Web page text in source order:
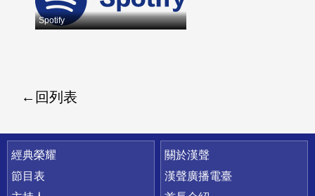
Spotify
回列表
快速連結
經典榮耀
節目表
關於漢聲
漢聲廣播電臺